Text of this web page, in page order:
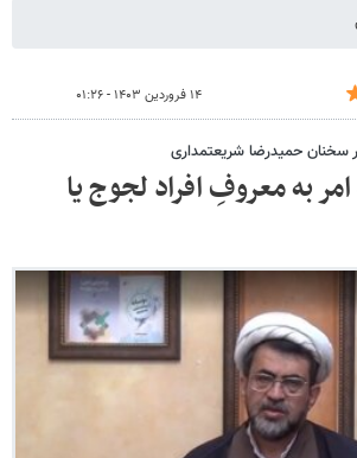
۱۴ فروردین ۱۴۰۳ - ۰۱:۲۶
سخنان حمیدرضا شریعتمداری
به معروفِ افراد لجوج یا